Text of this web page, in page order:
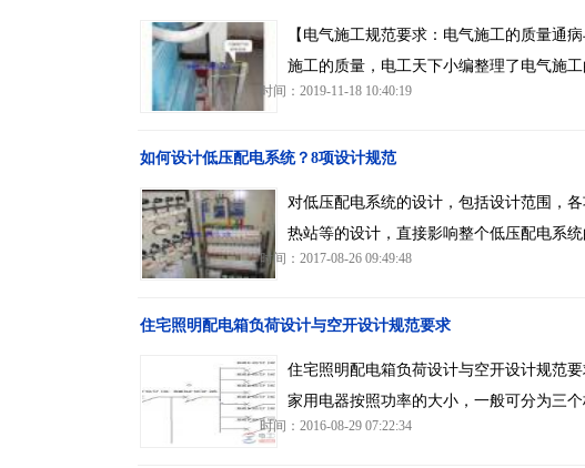
【电气施工规范要求：电气施工的质量通
施工的质量，电工天下小编整理了电气施
时间：2019-11-18 10:40:19
如何设计低压配电系统？8项设计规范
对低压配电系统的设计，包括设计范围，
热站等的设计，直接影响整个低压配电系统
时间：2017-08-26 09:49:48
住宅照明配电箱负荷设计与空开设计规范要求
住宅照明配电箱负荷设计与空开设计规范
家用电器按照功率的大小，一般可分为三
时间：2016-08-29 07:22:34